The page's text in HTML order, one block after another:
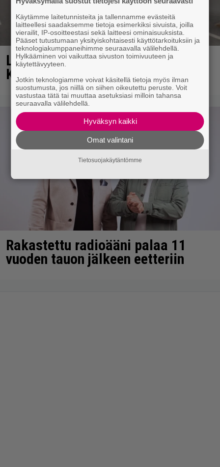
Laulaja Aki Samuli on nyt Aki
Kirvesniemi – tässä hääkuva
Rakastettu radioääni palaa 11
vuoden tauon jälkeen eetteriin
Käytämme laitetunnisteita ja tallennamme evästeitä
laitteellesi saadaksemme tietoja esimerkiksi sivuista, joilla
vierailit, IP-osoitteestasi sekä laitteesi ominaisuuksista.
Pääset tutustumaan yksityiskohtaisesti käyttötarkoituksiin ja
teknologiakumppaneihimme seuraavalla välilehdellä.
Hylkääminen voi vaikuttaa sivuston toimivuuteen ja
käytettävyyteen.
Jotkin teknologiamme voivat käsitellä tietoja myös ilman
suostumusta, jos niillä on siihen oikeutettu peruste. Voit
vastustaa tätä tai muuttaa asetuksiasi milloin tahansa
seuraavalla välilehdellä.
Hyväksyn kaikki
Omat valintani
Tietosuojakäytäntömme